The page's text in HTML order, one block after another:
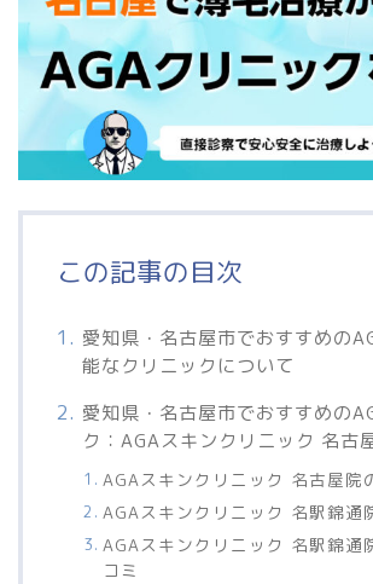
この記事の目次
愛知県・名古屋市でおすすめの
能なクリニックについて
愛知県・名古屋市でおすすめの
ク：AGAスキンクリニック 名古
AGAスキンクリニック 名古屋院
AGAスキンクリニック 名駅錦通
AGAスキンクリニック 名駅錦通
コミ